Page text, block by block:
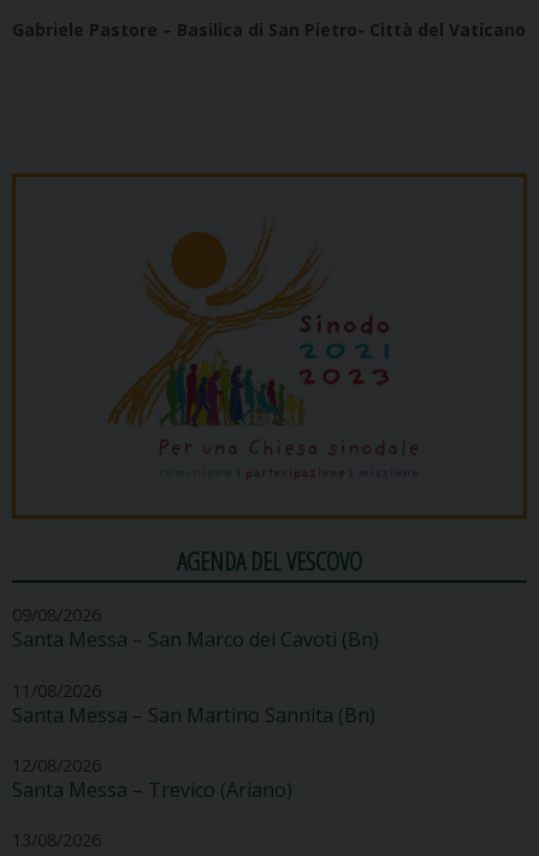
Gabriele Pastore – Basilica di San Pietro- Città del Vaticano
AGENDA DEL VESCOVO
09/08/2026
Santa Messa – San Marco dei Cavoti (Bn)
11/08/2026
Santa Messa – San Martino Sannita (Bn)
12/08/2026
Santa Messa – Trevico (Ariano)
13/08/2026